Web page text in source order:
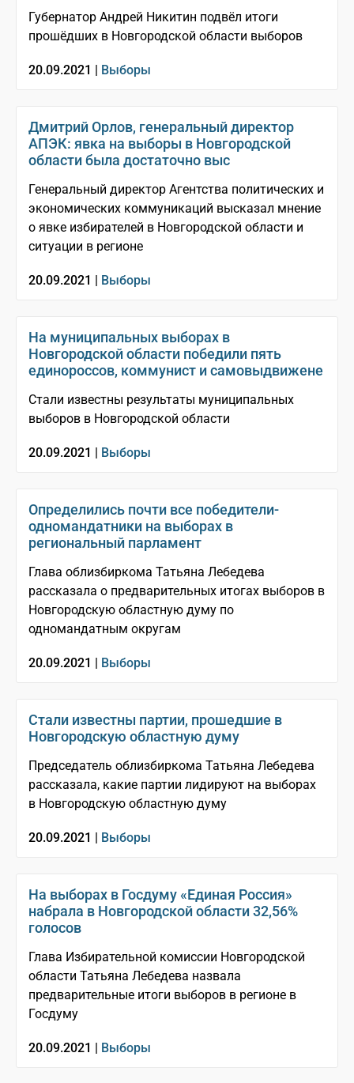
Губернатор Андрей Никитин подвёл итоги
прошёдших в Новгородской области выборов
20.09.2021 | Выборы
Дмитрий Орлов, генеральный директор
АПЭК: явка на выборы в Новгородской
области была достаточно выс
Генеральный директор Агентства политических и
экономических коммуникаций высказал мнение
о явке избирателей в Новгородской области и
ситуации в регионе
20.09.2021 | Выборы
На муниципальных выборах в
Новгородской области победили пять
единороссов, коммунист и самовыдвижене
Стали известны результаты муниципальных
выборов в Новгородской области
20.09.2021 | Выборы
Определились почти все победители-
одномандатники на выборах в
региональный парламент
Глава облизбиркома Татьяна Лебедева
рассказала о предварительных итогах выборов в
Новгородскую областную думу по
одномандатным округам
20.09.2021 | Выборы
Стали известны партии, прошедшие в
Новгородскую областную думу
Председатель облизбиркома Татьяна Лебедева
рассказала, какие партии лидируют на выборах
в Новгородскую областную думу
20.09.2021 | Выборы
На выборах в Госдуму «Единая Россия»
набрала в Новгородской области 32,56%
голосов
Глава Избирательной комиссии Новгородской
области Татьяна Лебедева назвала
предварительные итоги выборов в регионе в
Госдуму
20.09.2021 | Выборы